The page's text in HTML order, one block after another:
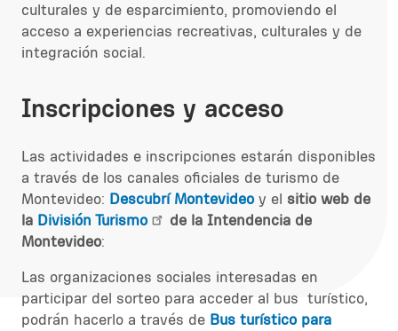
culturales y de esparcimiento, promoviendo el
acceso a experiencias recreativas, culturales y de
integración social.
Inscripciones y acceso
Las actividades e inscripciones estarán disponibles
a través de los canales oficiales de turismo de
Montevideo: Descubrí Montevideo y el sitio web de
la División Turismo
de la Intendencia de
Montevideo:
Las organizaciones sociales interesadas en
participar del sorteo para acceder al bus turístico,
podrán hacerlo a través de Bus turístico para